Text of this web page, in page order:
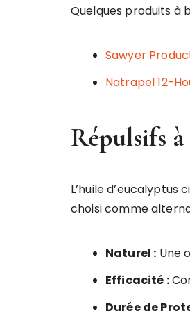
Quelques produits à
Sawyer
Natrapel 12-
Répulsifs
L’huile
choisi comme
Naturel : Une
Efficacité :
Durée de